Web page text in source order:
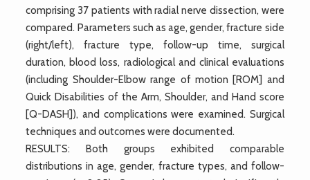
comprising 37 patients with radial nerve dissection, were
compared. Parameters such as age, gender, fracture side
(right/left), fracture type, follow-up time, surgical
duration, blood loss, radiological and clinical evaluations
(including Shoulder-Elbow range of motion [ROM] and
Quick Disabilities of the Arm, Shoulder, and Hand score
[Q-DASH]), and complications were examined. Surgical
techniques and outcomes were documented.
RESULTS: Both groups exhibited comparable
distributions in age, gender, fracture types, and follow-